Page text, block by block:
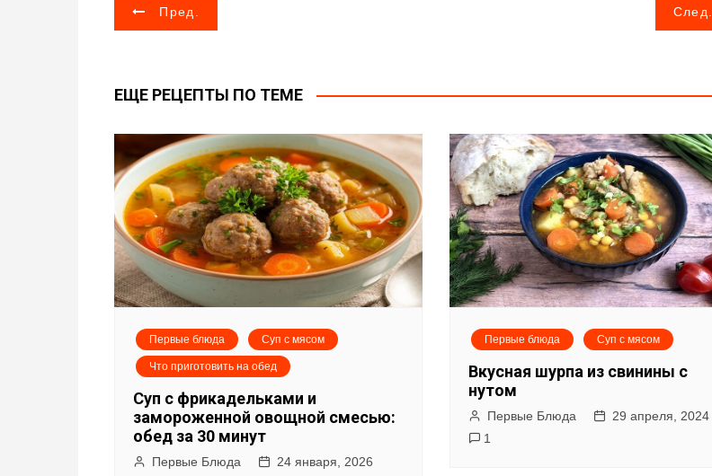
Н
в
и
г
а
ц
и
я
Пред. След.
ЕЩЕ РЕЦЕПТЫ ПО ТЕМЕ
Первые блюда Суп с мясом
Что приготовить на обед
Суп с фрикадельками и
замороженной овощной смесью:
обед за 30 минут
Первые Блюда 24 января, 2026
Первые блюда Суп с мясом
Вкусная шурпа из свинины с
нутом
Первые Блюда
29 апреля, 2024
1